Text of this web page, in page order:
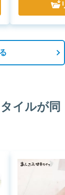
イルが同